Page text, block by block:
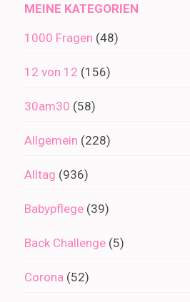
MEINE KATEGORIEN
1000 Fragen (48)
12 von 12 (156)
30am30 (58)
Allgemein (228)
Alltag (936)
Babypflege (39)
Back Challenge (5)
Corona (52)